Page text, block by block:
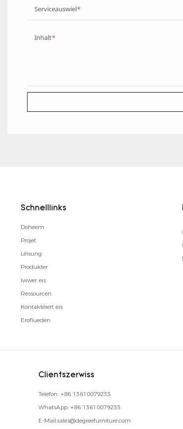
Serviceauswiel
Inhalt
Schnelllinks
Doheem
Projet
Léisung
Produkter
Iwwer eis
Ressourcen
Kontaktéiert eis
Eroflueden
Clientszerwiss
Telefon: +86 13610079233
WhatsApp: +86 13610079233
E-Mail:sales@degreefurniture.com